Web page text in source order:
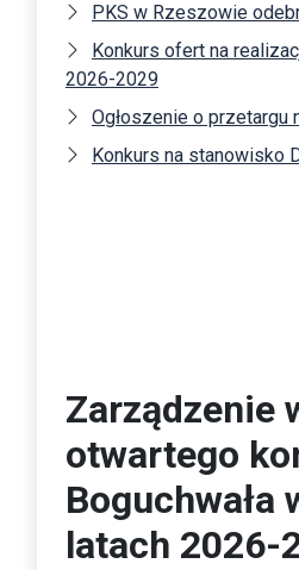
PKS w Rzeszowie
Konkurs ofert na
2026-2029
Ogłoszenie o przetargu
Konkurs na stanowisko
Zarządzenie
otwartego
latach 2026-